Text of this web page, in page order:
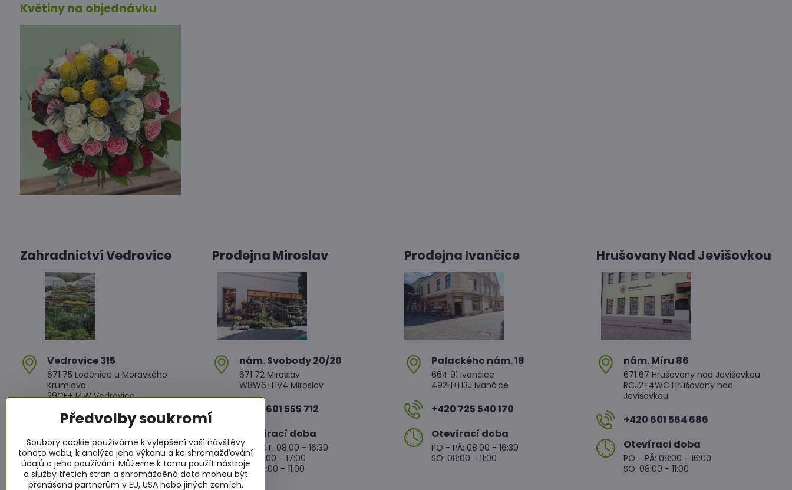
Květiny na objednávku
Zahradnictví Vedrovice
Vedrovice 315
671 75 Loděnice u Moravkého
Krumlova
29CF+J4W Vedrovice
+420 607 042 662
Otevírací doba
PO - PÁ: 08:00 - 11:00 13:00 - 17:00
SO : 08:00 - 11:30 13:00 - 16:30
NE : 08:00 - 11:30 14:00 - 16:00
Prodejna Miroslav
nám​. Svobody 20/20
671 72 Miroslav
W8W6+HV4 Miroslav
+420 601 555 712
Otevírací doba
PO - ČT: 08:00 - 16:30
PÁ: 08:00 - 17:00
SO: 08:00 - 11:00
Prodejna Ivančice
Palackého nám​. 18
664 91 Ivančice
492H+H3J Ivančice
+420 725 540 170
Otevírací doba
PO - PÁ: 08:00 - 16:30
SO: 08:00 - 11:00
Hrušovany Nad Jevišovkou
nám​. Míru 86
671 67 Hrušovany nad Jevišovkou
RCJ2+4WC Hrušovany nad
Jevišovkou
+420 601 564 686
Otevírací doba
PO - PÁ: 08:00 - 16:00
SO: 08:00 - 11:00
Předvolby soukromí
Soubory cookie používáme k vylepšení vaší návštěvy
tohoto webu, k analýze jeho výkonu a ke shromažďování
údajů o jeho používání. Můžeme k tomu použít nástroje
a služby třetích stran a shromážděná data mohou být
přenášena partnerům v EU, USA nebo jiných zemích.